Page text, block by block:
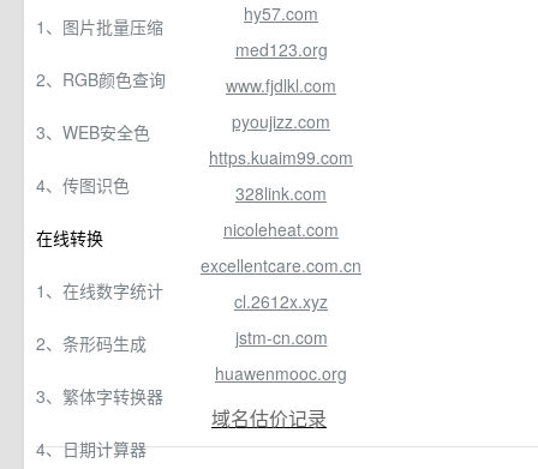
hy57.com
med123.org
www.fjdlkl.com
pyoujizz.com
https.kuaim99.com
328link.com
nicoleheat.com
excellentcare.com.cn
cl.2612x.xyz
jstm-cn.com
huawenmooc.org
域名估价记录
1、图片批量压缩
2、RGB颜色查询
3、WEB安全色
4、传图识色
在线转换
1、在线数字统计
2、条形码生成
3、繁体字转换器
4、日期计算器